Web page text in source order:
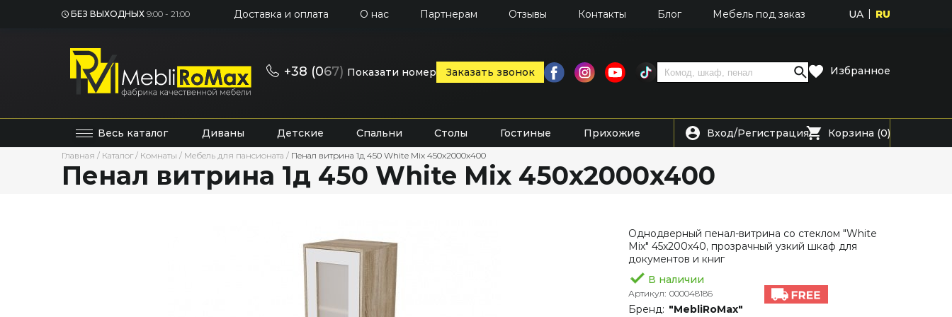
БЕЗ ВЫХОДНЫХ 9:00 - 21:00 Доставка и оплата О нас Партнерам Отзывы Контакты Блог Мебель под заказ UA RU
+38 (067) Показати номер Заказать звонок Избранное
Весь каталог Диваны Детские Спальни Столы Гостиные Прихожие Вход/Регистрация Корзина (0)
Главная / Каталог / Комнаты / Мебель для пансионата / Пенал витрина 1д 450 White Mix 450х2000х400
Пенал витрина 1д 450 White Mix 450х2000х400
Однодверный пенал-витрина со стеклом "White
Mix" 45х200х40, прозрачный узкий шкаф для
документов и книг
В наличии
Артикул: 000048186
Бренд: "MebliRoMax"